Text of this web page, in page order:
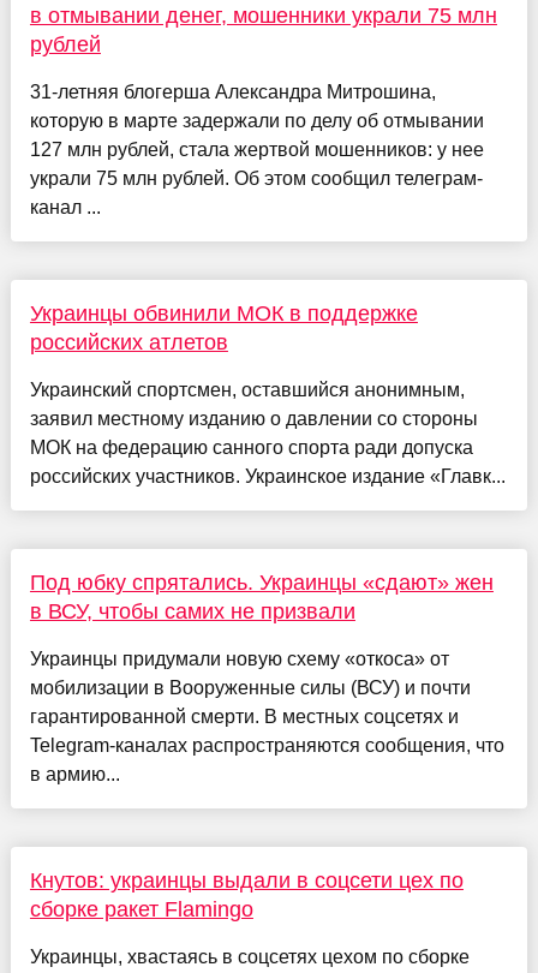
в отмывании денег, мошенники украли 75 млн
рублей
31-летняя блогерша Александра Митрошина,
которую в марте задержали по делу об отмывании
127 млн рублей, стала жертвой мошенников: у нее
украли 75 млн рублей. Об этом сообщил телеграм-
канал ...
Украинцы обвинили МОК в поддержке
российских атлетов
Украинский спортсмен, оставшийся анонимным,
заявил местному изданию о давлении со стороны
МОК на федерацию санного спорта ради допуска
российских участников. Украинское издание «Главк...
Под юбку спрятались. Украинцы «сдают» жен
в ВСУ, чтобы самих не призвали
Украинцы придумали новую схему «откоса» от
мобилизации в Вооруженные силы (ВСУ) и почти
гарантированной смерти. В местных соцсетях и
Telegram-каналах распространяются сообщения, что
в армию...
Кнутов: украинцы выдали в соцсети цех по
сборке ракет Flamingo
Украинцы, хвастаясь в соцсетях цехом по сборке